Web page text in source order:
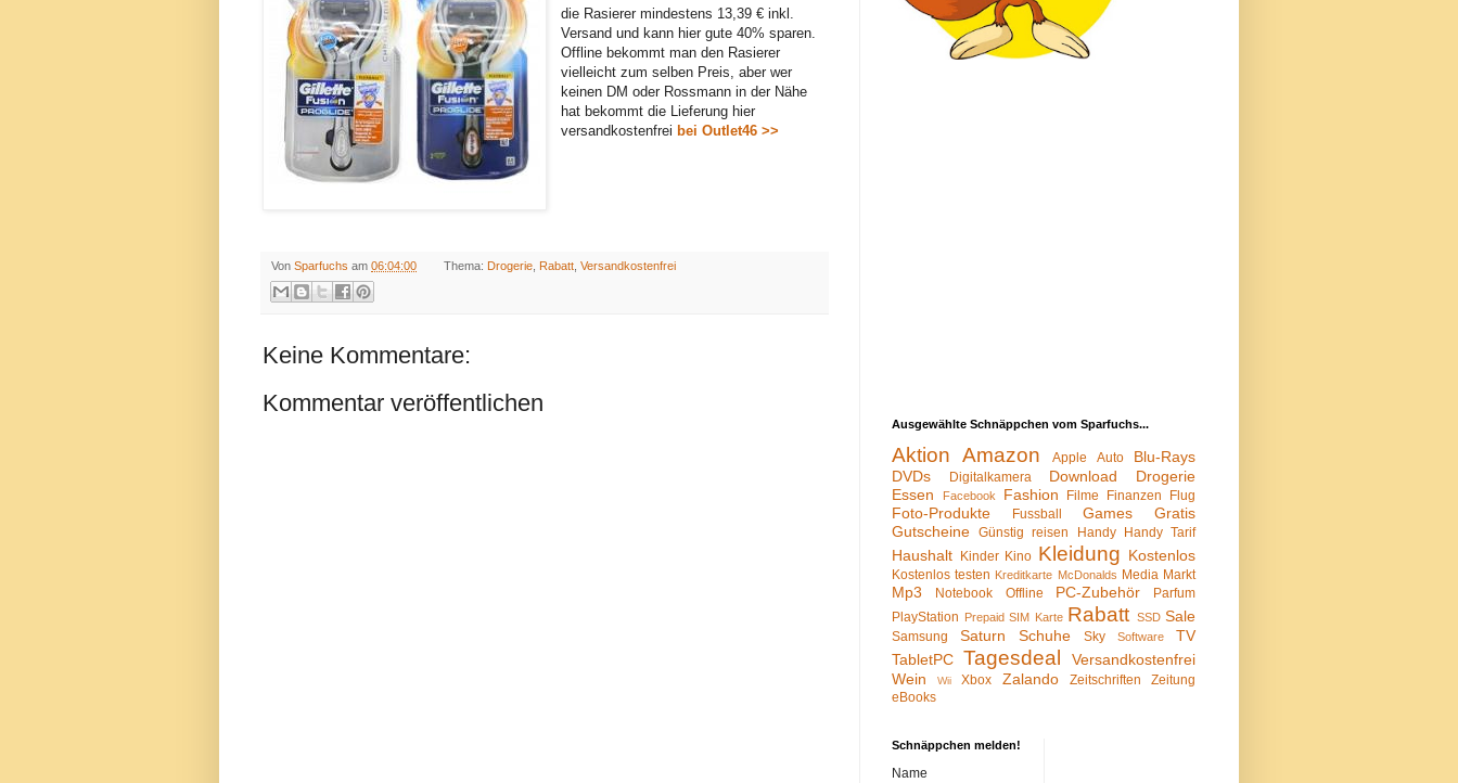
die Rasierer mindestens 13,39 € inkl.
Versand und kann hier gute 40% sparen.
Offline bekommt man den Rasierer
vielleicht zum selben Preis, aber wer
keinen DM oder Rossmann in der Nähe
hat bekommt die Lieferung hier
versandkostenfrei bei Outlet46 >>
Von Sparfuchs am 06:04:00 Thema: Drogerie, Rabatt, Versandkostenfrei
Keine Kommentare:
Kommentar veröffentlichen
Ausgewählte Schnäppchen vom Sparfuchs...
Aktion Amazon Apple Auto
Blu-Rays
DVDs
Digitalkamera Download
Drogerie
Essen
Facebook Fashion Filme Finanzen Flug
Foto-Produkte Fussball Games
Gratis
Gutscheine Günstig reisen Handy Handy Tarif
Haushalt Kinder Kino Kleidung Kostenlos
Kostenlos testen Kreditkarte McDonalds Media Markt
Mp3 Notebook Offline PC-Zubehör
Parfum
PlayStation Prepaid SIM Karte Rabatt SSD Sale
Samsung Saturn Schuhe Sky Software
TV
TabletPC Tagesdeal
Versandkostenfrei
Wein
Wii Xbox Zalando Zeitschriften
Zeitung
eBooks
Schnäppchen melden!
Name